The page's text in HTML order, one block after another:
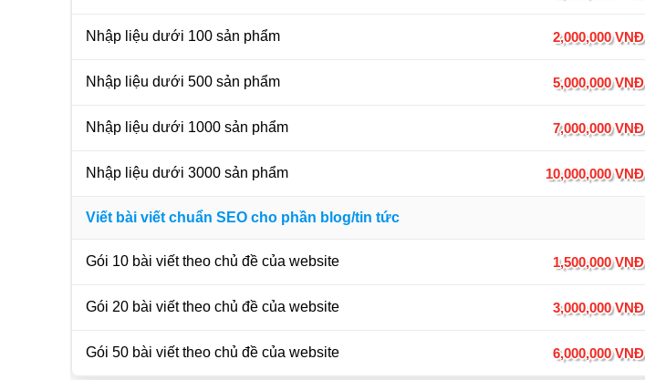
Nhập liệu dưới 100 sản phẩm 2,000,000 VNĐ
Nhập liệu dưới 500 sản phẩm 5,000,000 VNĐ
Nhập liệu dưới 1000 sản phẩm 7,000,000 VNĐ
Nhập liệu dưới 3000 sản phẩm 10,000,000 VNĐ
Viết bài viết chuẩn SEO cho phần blog/tin tức
Gói 10 bài viết theo chủ đề của website 1,500,000 VNĐ
Gói 20 bài viết theo chủ đề của website 3,000,000 VNĐ
Gói 50 bài viết theo chủ đề của website 6,000,000 VNĐ